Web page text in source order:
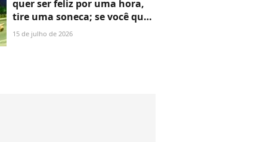
quer ser feliz por uma hora,
tire uma soneca; se você quer
ser feliz para o resto da vida,
15 de julho de 2026